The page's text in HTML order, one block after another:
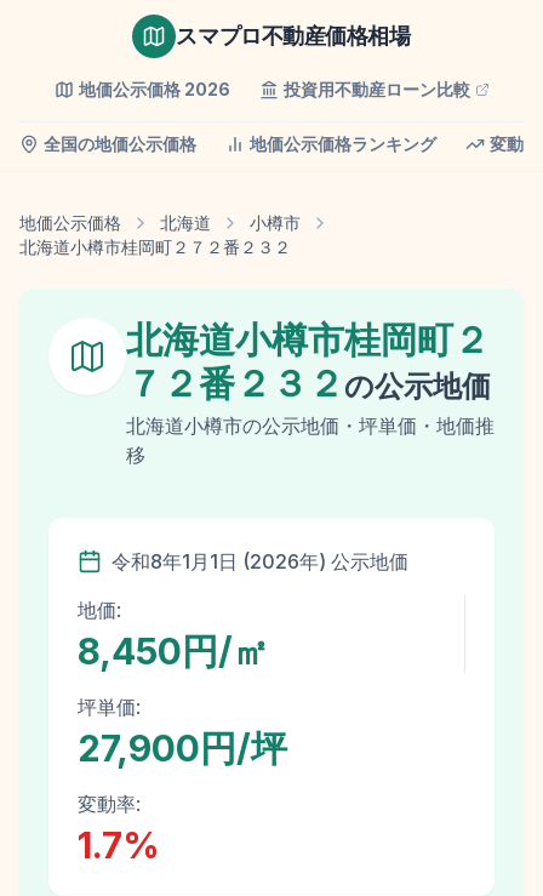
スマプロ不動産価格相場
地価公示価格 2026 投資用不動産ローン比較
全国の地価公示価格 地価公示価格ランキング 変動
地価公示価格 北海道
小樽市
北海道小樽市桂岡町２７２番２３２
北海道小樽市桂岡町２
７２番２３２ の公示地価
北海道小樽市の公示地価 ・坪単価・地価推
移
令和8年1月1日 (2026年) 公示地価
地価:
8,450円/㎡
坪単価:
27,900円/坪
変動率:
1.7%